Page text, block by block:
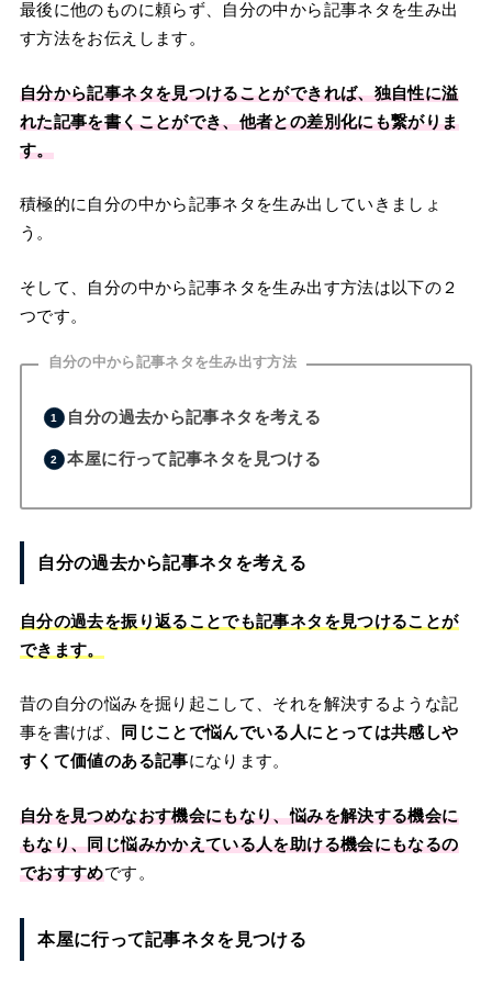
最後に他のものに頼らず、自分の中から記事ネタを生み出
す方法をお伝えします。
自分から記事ネタを見つけることができれば、独自性に溢
れた記事を書くことができ、他者との差別化にも繋がりま
す。
積極的に自分の中から記事ネタを生み出していきましょ
う。
そして、自分の中から記事ネタを生み出す方法は以下の２
つです。
自分の中から記事ネタを生み出す方法
自分の過去から記事ネタを考える
本屋に行って記事ネタを見つける
自分の過去から記事ネタを考える
自分の過去を振り返ることでも記事ネタを見つけることが
できます。
昔の自分の悩みを掘り起こして、それを解決するような記
事を書けば、
同じことで悩んでいる人にとっては共感しや
すくて価値のある記事になります。
自分を見つめなおす機会にもなり、悩みを解決する機会に
もなり、同じ悩みかかえている人を助ける機会にもなるの
でおすすめです。
本屋に行って記事ネタを見つける